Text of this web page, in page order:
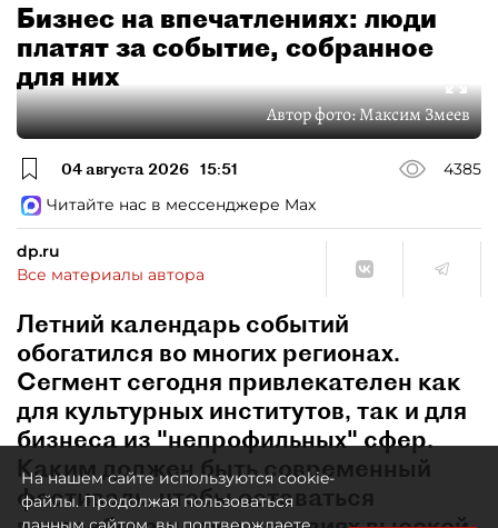
Бизнес на впечатлениях: люди
платят за событие, собранное
для них
Автор фото:Максим Змеев
04 августа 2026 15:51
4385
Читайте нас в мессенджере Max
dp.ru
Все материалы автора
Летний календарь событий
обогатился во многих регионах.
Сегмент сегодня привлекателен как
для культурных институтов, так и для
бизнеса из "непрофильных" сфер.
Каким должен быть современный
фестиваль, чтобы оставаться
На нашем сайте используются cookie-
файлы. Продолжая пользоваться